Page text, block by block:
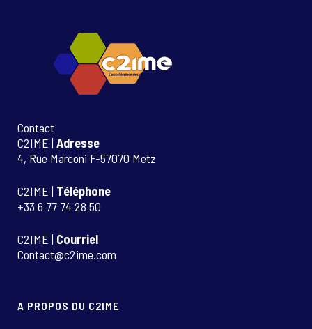
Contact
C2IME | Adresse
4, Rue Marconi F-57070 Metz
C2IME | Téléphone
+33 6 77 74 28 50
C2IME | Courriel
Contact@c2ime.com
A PROPOS DU C2IME